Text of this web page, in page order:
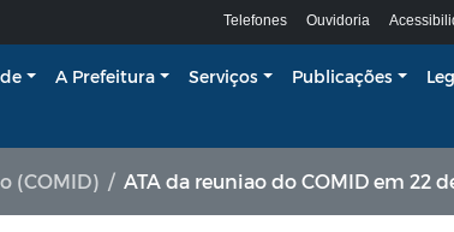
Telefones Ouvidoria
A Prefeitura Serviços Publicações
(COMID) ATA da reuniao do COMID em 22